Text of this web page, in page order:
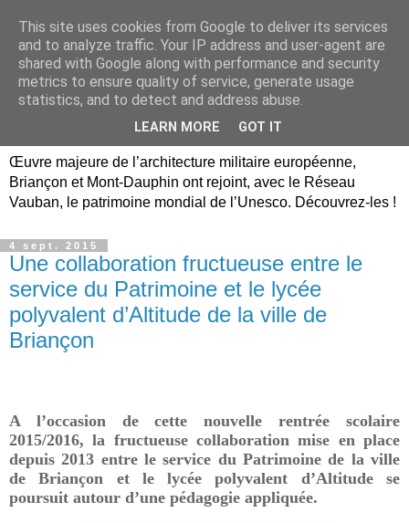
Briançon, Mont-Dauphin,
Vauban Unesco Hautes-
Œuvre majeure de l’architecture militaire européenne,
Briançon et Mont-Dauphin ont rejoint, avec le Réseau
Vauban, le patrimoine mondial de l’Unesco. Découvrez-les !
4 sept. 2015
Une collaboration fructueuse entre le
service du Patrimoine et le lycée
polyvalent d’Altitude de la ville de
Briançon
A l’occasion de cette nouvelle rentrée scolaire
2015/2016, la fructueuse collaboration mise en place
depuis 2013 entre le service du Patrimoine de la ville
de Briançon et le lycée polyvalent d’Altitude se
poursuit autour d’une pédagogie appliquée.
This site uses cookies from Google to deliver its services
and to analyze traffic. Your IP address and user-agent are
shared with Google along with performance and security
metrics to ensure quality of service, generate usage
statistics, and to detect and address abuse.
LEARN MORE GOT IT